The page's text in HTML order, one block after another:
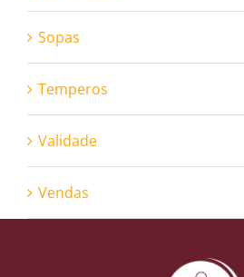
Sopas
Temperos
Validade
Vendas